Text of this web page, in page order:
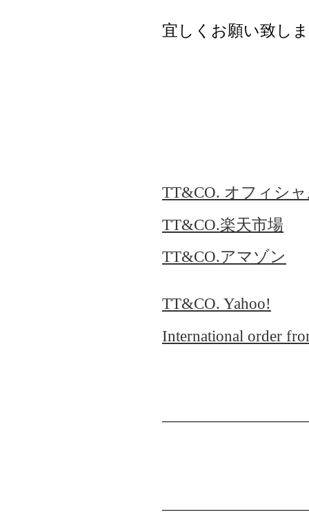
宜しくお願い致し
TT&CO. オフィシ
TT&CO.楽天市場
TT&CO.アマゾン
TT&CO. Yahoo!
International order